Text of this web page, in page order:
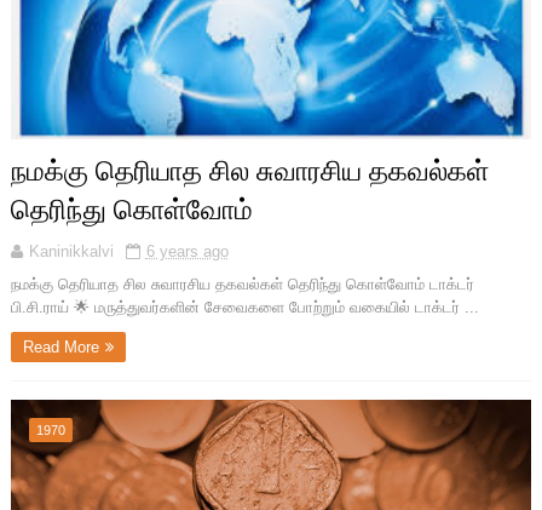
நமக்கு தெரியாத சில சுவாரசிய தகவல்கள்
தெரிந்து கொள்வோம்
Kaninikkalvi
6 years ago
நமக்கு தெரியாத சில சுவாரசிய தகவல்கள் தெரிந்து கொள்வோம் டாக்டர்
பி.சி.ராய் 🌟 மருத்துவர்களின் சேவைகளை போற்றும் வகையில் டாக்டர் ...
Read More
1970